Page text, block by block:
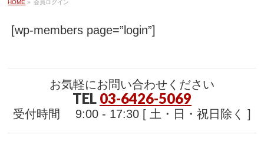
HOME » 会員ログイン
[wp-members page=”login”]
お気軽にお問い合わせください
TEL 03-6426-5069
受付時間 9:00 - 17:30 [ 土・日・祝日除く ]